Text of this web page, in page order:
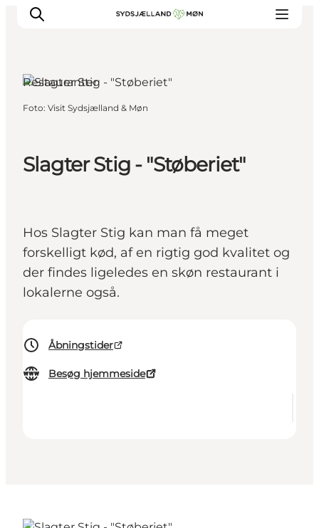
Events
Spis
Slagter Stig - "Støberiet"
Hos Slagter Stig kan man få meget
forskelligt kød, af en rigtig god kvalitet og
der findes ligeledes en skøn restaurant i
lokalerne også.
Åbningstider
Besøg hjemmeside
Restauranter
Foto: Visit Sydsjælland & Møn